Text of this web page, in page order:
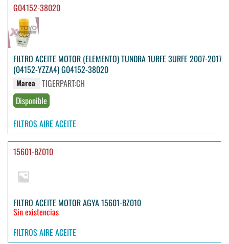
G04152-38020
FILTRO ACEITE MOTOR (ELEMENTO) TUNDRA 1URFE 3URFE 2007-2017
(04152-YZZA4) G04152-38020
Marca
TIGERPART:CH
Disponible
FILTROS AIRE ACEITE
15601-BZ010
FILTRO ACEITE MOTOR AGYA 15601-BZ010
Sin existencias
FILTROS AIRE ACEITE